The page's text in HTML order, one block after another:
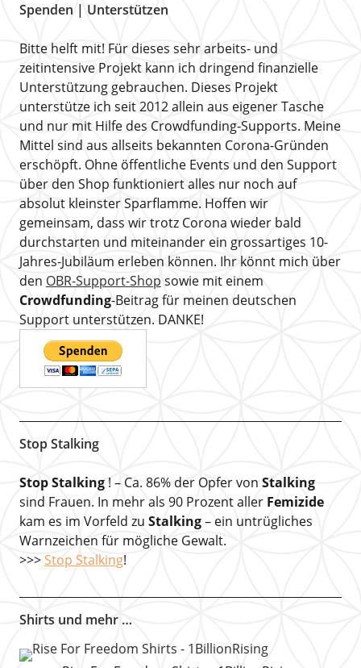
Spenden | Unterstützen
Bitte helft mit! Für dieses sehr arbeits- und
zeitintensive Projekt kann ich dringend finanzielle
Unterstützung gebrauchen. Dieses Projekt
unterstütze ich seit 2012 allein aus eigener Tasche
und nur mit Hilfe des Crowdfunding-Supports. Meine
Mittel sind aus allseits bekannten Corona-Gründen
erschöpft. Ohne öffentliche Events und den Support
über den Shop funktioniert alles nur noch auf
absolut kleinster Sparflamme. Hoffen wir
gemeinsam, dass wir trotz Corona wieder bald
durchstarten und miteinander ein grossartiges 10-
Jahres-Jubiläum erleben können. Ihr könnt mich über
den OBR-Support-Shop sowie mit einem
Crowdfunding-Beitrag für meinen deutschen
Support unterstützen. DANKE!
Stop Stalking
Stop Stalking! – Ca. 86% der Opfer von Stalking
sind Frauen. In mehr als 90 Prozent aller Femizide
kam es im Vorfeld zu Stalking– ein untrügliches
Warnzeichen für mögliche Gewalt.
>>> Stop Stalking!
Shirts und mehr …